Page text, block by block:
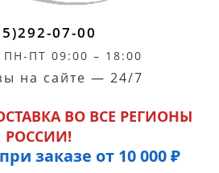
07-00
ПТ 09:00 – 18:00
на сайте — 24/7
ВО ВСЕ РЕГИОНЫ
РОССИИ!
заказе от 10 000 ₽